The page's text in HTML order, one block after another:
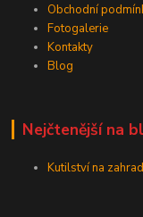
Obchodní
Fotogalerie
Kontakty
Blog
Nejčtenější na
Kutilství na